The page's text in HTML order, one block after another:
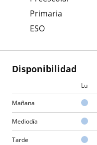
Primaria
ESO
Disponibilidad
Lu
Mañana
Mediodía
Tarde